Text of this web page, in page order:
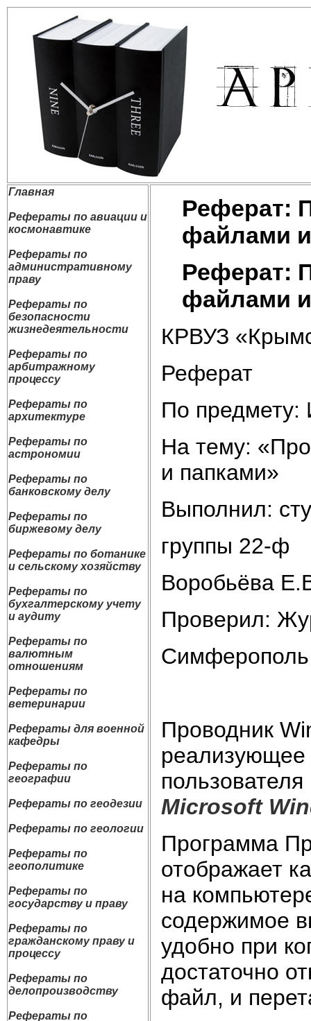
Главная
Рефераты по авиации и
космонавтике
Рефераты по
административному
праву
Рефераты по
безопасности
жизнедеятельности
Рефераты по
арбитражному
процессу
Рефераты по
архитектуре
Рефераты по
астрономии
Рефераты по
банковскому делу
Рефераты по
биржевому делу
Рефераты по ботанике
и сельскому хозяйству
Рефераты по
бухгалтерскому учету
и аудиту
Рефераты по
валютным
отношениям
Рефераты по
ветеринарии
Рефераты для военной
кафедры
Рефераты по
географии
Рефераты по геодезии
Рефераты по геологии
Рефераты по
геополитике
Рефераты по
государству и праву
Рефераты по
гражданскому праву и
процессу
Рефераты по
делопроизводству
Рефераты по
Реферат:
файлами
Реферат:
файлами
КРВУЗ
Реферат
По
На тему:
и папками»
Выполнил:
группы 22-ф
Воробьёва
Проверил:
Проводник
реализующее
Microsoft
Программа
отображает
на
содержимое
удобно при
достаточно
файл, и